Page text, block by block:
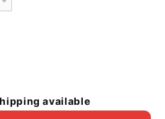
available